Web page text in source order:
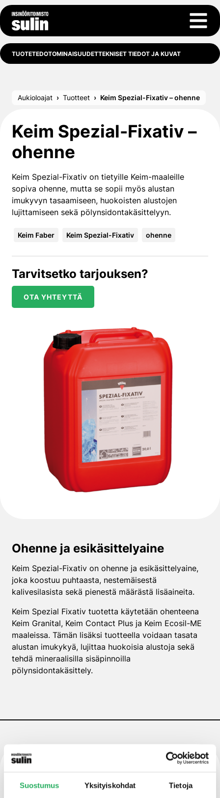
Suostumus Yksityiskohdat Tietoja
Siirry sisältöön
Avaa
TUOTETEDOTOMINAISUUDETTEKNISET TIEDOT JA KUVAT
Aukioloajat Tuotteet Keim Spezial-Fixativ – ohenne
Keim Spezial-Fixativ –
ohenne
Keim Spezial-Fixativ on tietyille Keim-maaleille
sopiva ohenne, mutta se sopii myös alustan
imukyvyn tasaamiseen, huokoisten alustojen
lujittamiseen sekä pölynsidontakäsittelyyn.
Keim Faber Keim Spezial-Fixativ ohenne
Tarvitsetko tarjouksen?
OTA YHTEYTTÄ
Ohenne ja esikäsittelyaine
Keim Spezial-Fixativ on ohenne ja esikäsittelyaine,
joka koostuu puhtaasta, nestemäisestä
kalivesilasista sekä pienestä määrästä lisäaineita.
Keim Spezial Fixativ tuotetta käytetään ohenteena
Keim Granital, Keim Contact Plus ja Keim Ecosil-ME
maaleissa. Tämän lisäksi tuotteella voidaan tasata
alustan imukykyä, lujittaa huokoisia alustoja sekä
tehdä mineraalisilla sisäpinnoilla
pölynsidontakäsittely.
Ominaisuudet